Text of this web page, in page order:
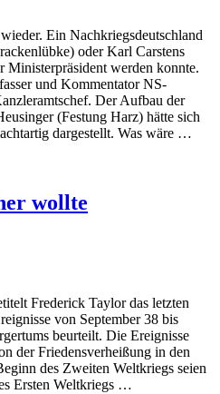
Ein Nachkriegsdeutschland
oder Karl Carstens
Ministerpräsident werden konnte.
und Kommentator NS-
Der Aufbau der
(Festung Harz) hätte sich
dargestellt. Was wäre …
wollte
Frederick Taylor das letzten
von September 38 bis
beurteilt. Die Ereignisse
der Friedensverheißung in den
des Zweiten Weltkriegs seien
Ersten Weltkriegs …